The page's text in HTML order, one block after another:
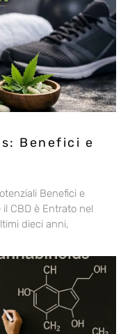
Benefici e
Benefici e
CBD è Entrato nel
dieci anni,